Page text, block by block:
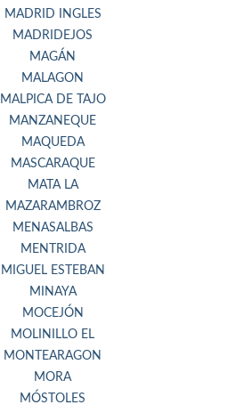
MADRID INGLES
MADRIDEJOS
MAGÁN
MALAGON
MALPICA DE TAJO
MANZANEQUE
MAQUEDA
MASCARAQUE
MATA LA
MAZARAMBROZ
MENASALBAS
MENTRIDA
MIGUEL ESTEBAN
MINAYA
MOCEJÓN
MOLINILLO EL
MONTEARAGON
MORA
MÓSTOLES